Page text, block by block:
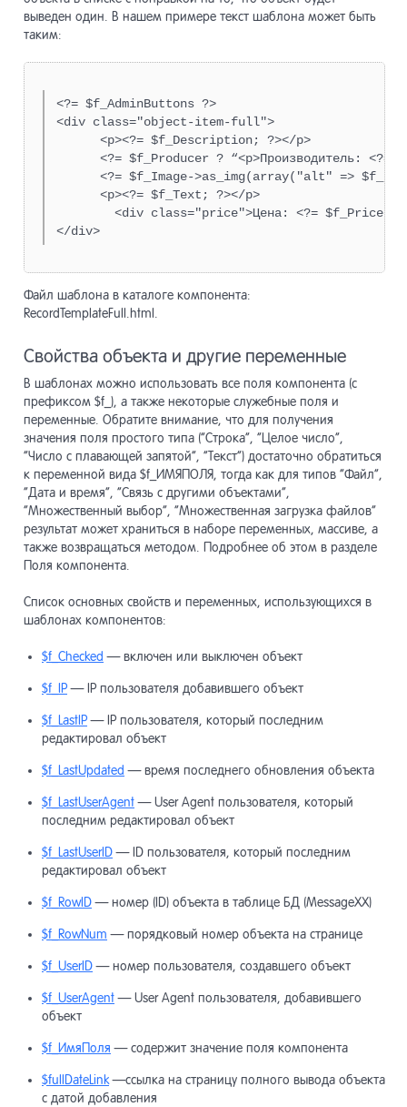
выведен один. В нашем примере текст шаблона может быть
таким:
<?= $f_AdminButtons ?>
<div class="object-item-full">
<p><?= $f_Description; ?></p>
<?= $f_Producer ? “<p>Производитель: <?=
<?= $f_Image->as_img(array("alt" =>
<p><?= $f_Text; ?></p>
<div class="price">Цена: <?= $f_Price;
</div>
Файл шаблона в каталоге компонента:
RecordTemplateFull.html.
Свойства объекта и другие переменные
В шаблонах можно использовать все поля компонента (с
префиксом $f_), а также некоторые служебные поля и
переменные. Обратите внимание, что для получения
значения поля простого типа (“Строка”, “Целое число”,
“Число с плавающей запятой”, “Текст”) достаточно обратиться
к переменной вида $f_ИМЯПОЛЯ, тогда как для типов “Файл”,
“Дата и время”, “Связь с другими объектами”,
“Множественный выбор”, “Множественная загрузка файлов”
результат может храниться в наборе переменных, массиве, а
также возвращаться методом. Подробнее об этом в разделе
Поля компонента.
Список основных свойств и переменных, использующихся в
шаблонах компонентов:
$f_Checked — включен или выключен объект
$f_IP— IP пользователя добавившего объект
$f_LastIP— IP пользователя, который последним
редактировал объект
$f_LastUpdated — время последнего обновления объекта
$f_LastUserAgent— User Agent пользователя, который
последним редактировал объект
$f_LastUserID— ID пользователя, который последним
редактировал объект
$f_RowID— номер (ID) объекта в таблице БД (MessageXX)
$f_RowNum — порядковый номер объекта на странице
$f_UserID— номер пользователя, создавшего объект
$f_UserAgent— User Agent пользователя, добавившего
объект
$f_ИмяПоля — содержит значение поля компонента
$fullDateLink—ссылка на страницу полного вывода объекта
с датой добавления